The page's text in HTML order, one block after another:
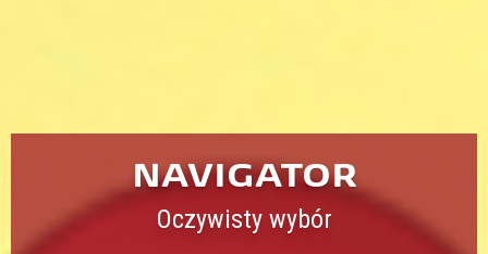
NAVIGATOR
Oczywisty wybór